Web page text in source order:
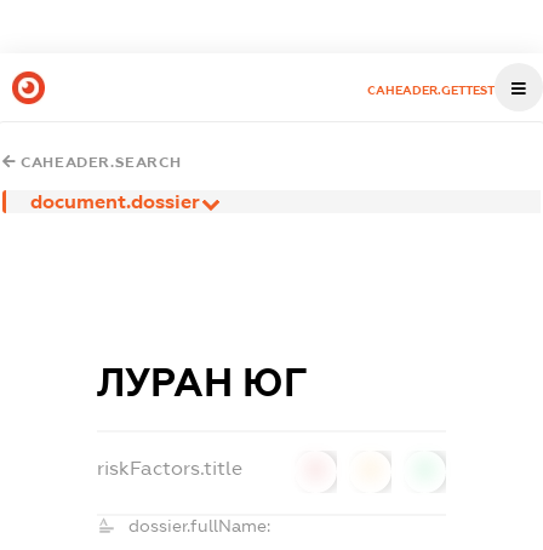
CAHEADER.GETTEST
CAHEADER.SEARCH
document.dossier
ЛУРАН ЮГ
riskFactors.title
dossier.fullName: